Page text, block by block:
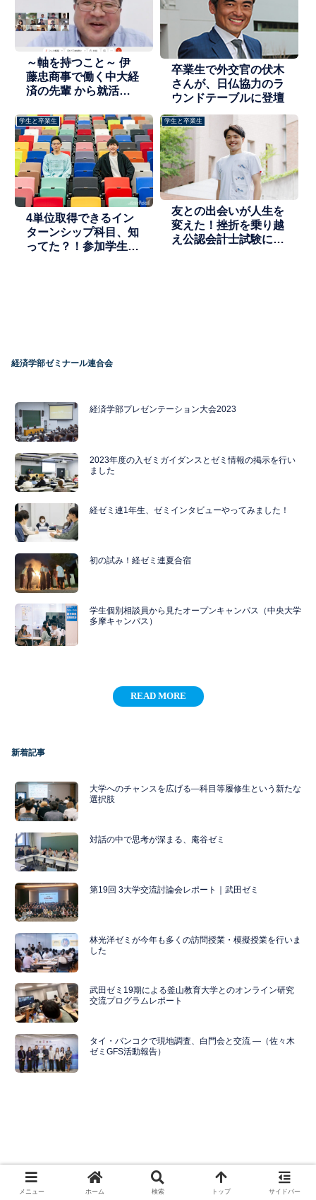
～軸を持つこと～ 伊
藤忠商事で働く中大経
済の先輩 から就活ア
卒業生で外交官の伏木
さんが、日仏協力のラ
ウンドテーブルに登壇
学生と卒業生
4単位取得できるイン
ターンシップ科目、知
ってた？！参加学生が
学生と卒業生
友との出会いが人生を
変えた！挫折を乗り越
え公認会計士試験に合
経済学部ゼミナール連合会
経済学部プレゼンテーション大会2023
2023年度の入ゼミガイダンスとゼミ情報の掲示を行い
ました
経ゼミ連1年生、ゼミインタビューやってみました！
初の試み！経ゼミ連夏合宿
学生個別相談員から見たオープンキャンパス（中央大学
多摩キャンパス）
READ MORE
新着記事
大学へのチャンスを広げる―科目等履修生という新たな
選択肢
対話の中で思考が深まる、庵谷ゼミ
第19回 3大学交流討論会レポート｜武田ゼミ
林光洋ゼミが今年も多くの訪問授業・模擬授業を行いま
した
武田ゼミ19期による釜山教育大学とのオンライン研究
交流プログラムレポート
タイ・バンコクで現地調査、白門会と交流 ―（佐々木
ゼミGFS活動報告）
メニュー ホーム 検索 トップ サイドバー